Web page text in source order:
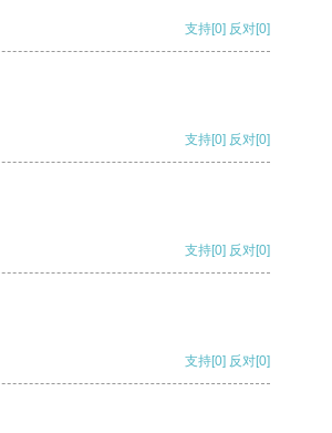
支持[0] 反对[0]
支持[0] 反对[0]
支持[0] 反对[0]
支持[0] 反对[0]